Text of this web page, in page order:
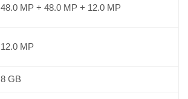
48.0 MP + 48.0 MP + 12.0 MP
12.0 MP
8 GB